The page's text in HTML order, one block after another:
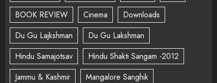
BOOK REVIEW
Cinema
Downloads
Du Gu Lajkshman
Du Gu Lakshman
Hindu Samajotsav
Hindu Shakti Sangam -2012
Jammu & Kashmir
Mangalore Sanghik